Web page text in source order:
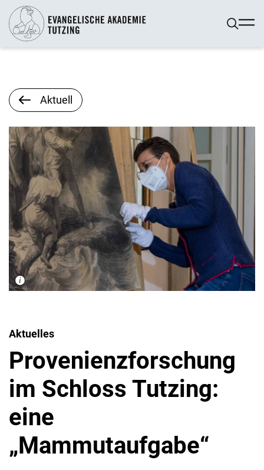
Aktuell
Aktuelles
Provenienzforschung
im Schloss Tutzing:
eine
„Mammutaufgabe“